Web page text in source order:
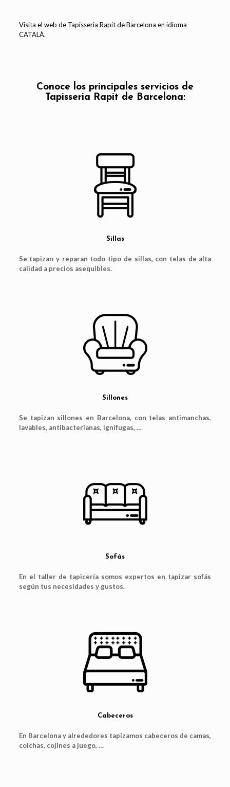
Visita el web de Tapisseria Rapit de Barcelona en idioma
CATALÀ.
Conoce los principales servicios de
Tapisseria Rapit de Barcelona:
Sillas
Se tapizan y reparan todo tipo de sillas, con telas de alta
calidad a precios asequibles.
Sillones
Se tapizan sillones en Barcelona, con telas antimanchas,
lavables, antibacterianas, ignífugas, …
Sofás
En el taller de tapicería somos expertos en tapizar sofás
según tus necesidades y gustos.
Cabeceros
En Barcelona y alrededores tapizamos cabeceros de camas,
colchas, cojines a juego, …